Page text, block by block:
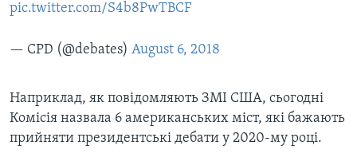
pic.twitter.com/S4b8PwTBCF
— CPD (@debates) August 6, 2018
Наприклад, як повідомляють ЗМІ США, сьогодні
Комісія назвала 6 американських міст, які бажають
прийняти президентські дебати у 2020-му році.